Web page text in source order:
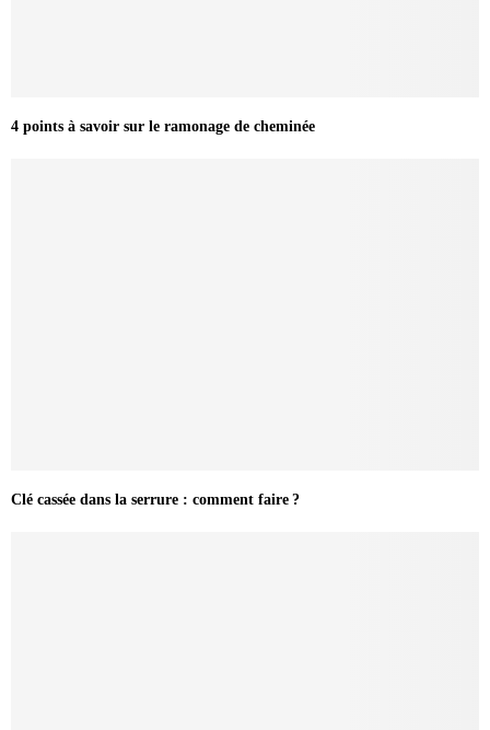
4 points à savoir sur le ramonage de cheminée
Clé cassée dans la serrure : comment faire ?